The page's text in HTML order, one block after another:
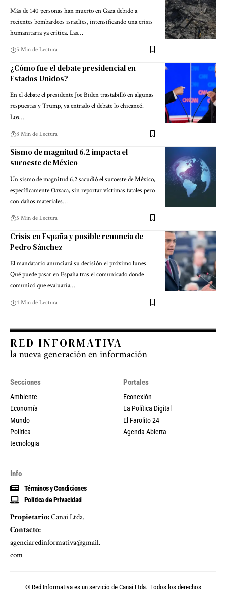
Más de 140 personas han muerto en Gaza debido a
recientes bombardeos israelíes, intensificando una crisis
humanitaria ya crítica. Las…
5 Min de Lectura
¿Cómo fue el debate presidencial en
Estados Unidos?
En el debate el presidente Joe Biden trastabilló en algunas
respuestas y Trump, ya entrado el debate lo chicaneó.
Los…
8 Min de Lectura
Sismo de magnitud 6.2 impacta el
suroeste de México
Un sismo de magnitud 6.2 sacudió el suroeste de México,
específicamente Oaxaca, sin reportar víctimas fatales pero
con daños materiales…
5 Min de Lectura
Crisis en España y posible renuncia de
Pedro Sánchez
El mandatario anunciará su decisión el próximo lunes.
Qué puede pasar en España tras el comunicado donde
comunicó que evaluaría…
4 Min de Lectura
RED INFORMATIVA
la nueva generación en información
Secciones
Ambiente
Economía
Mundo
Política
tecnologia
Portales
Econexión
La Política Digital
El Farolito 24
Agenda Abierta
Info
Términos y Condiciones
Política de Privacidad
Propietario:Canai Ltda.
Contacto:
agenciaredinformativa@gmail.
com
© Red Informativa es un servicio de Canai Ltda. Todos los derechos